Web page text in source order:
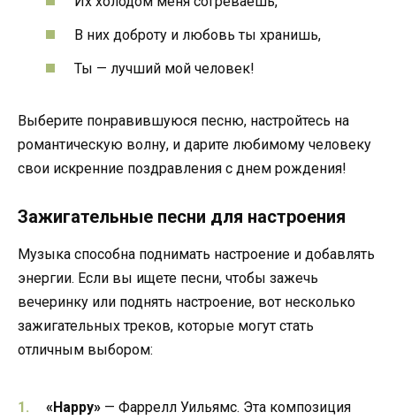
В них доброту и любовь ты хранишь,
Ты — лучший мой человек!
Выберите понравившуюся песню, настройтесь на
романтическую волну, и дарите любимому человеку
свои искренние поздравления с днем рождения!
Зажигательные песни для настроения
Музыка способна поднимать настроение и добавлять
энергии. Если вы ищете песни, чтобы зажечь
вечеринку или поднять настроение, вот несколько
зажигательных треков, которые могут стать
отличным выбором:
«Happy» — Фаррелл Уильямс. Эта композиция